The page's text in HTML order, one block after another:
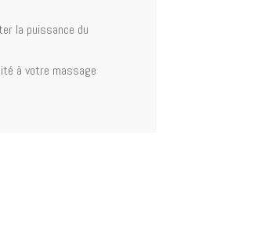
la puissance du
à votre massage